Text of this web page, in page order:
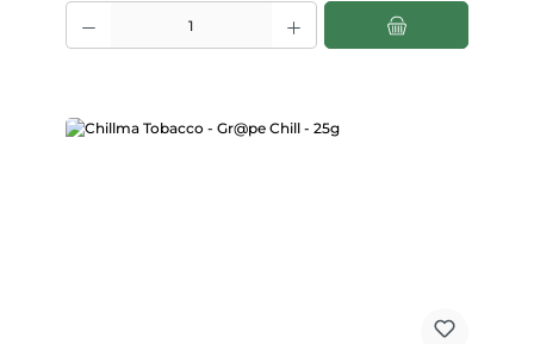
Produkt Anzahl: Gib den gewünschten Wert ein oder benutze die